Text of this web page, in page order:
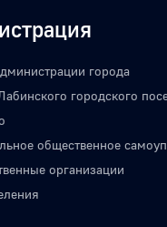
города
городского
общественное
организации